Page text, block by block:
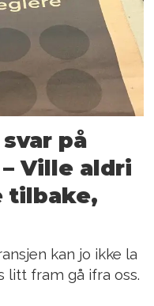
på
Ville aldri
tilbake,
kan jo ikke la
litt fram gå ifra oss.